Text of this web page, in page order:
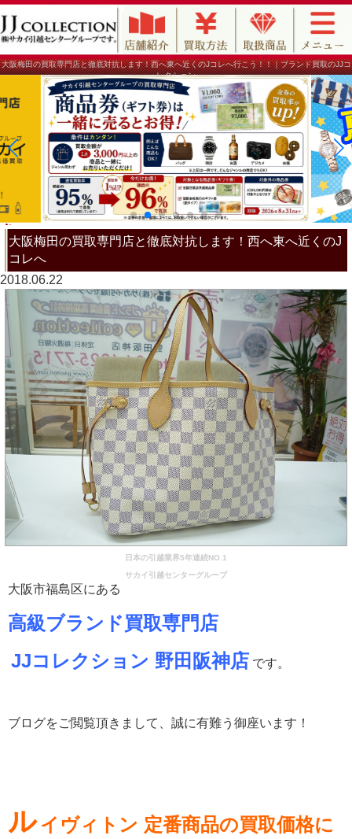
大阪梅田の買取専門店と徹底対抗します！西へ東へ近くのJコレへ行こう！！｜ブランド買取のJJコ
レクション
大阪梅田の買取専門店と徹底対抗します！西へ東へ近くのJ
コレへ
2018.06.22
日本の引越業界5年連続NO.1
サカイ引越センターグループ
大阪市福島区にある
高級ブランド買取専門店
JJコレクション 野田阪神店 です。
ブログをご閲覧頂きまして、誠に有難う御座います！
ルイヴィトン 定番商品の買取価格に